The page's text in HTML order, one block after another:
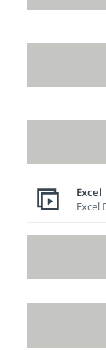
Excel
Excel